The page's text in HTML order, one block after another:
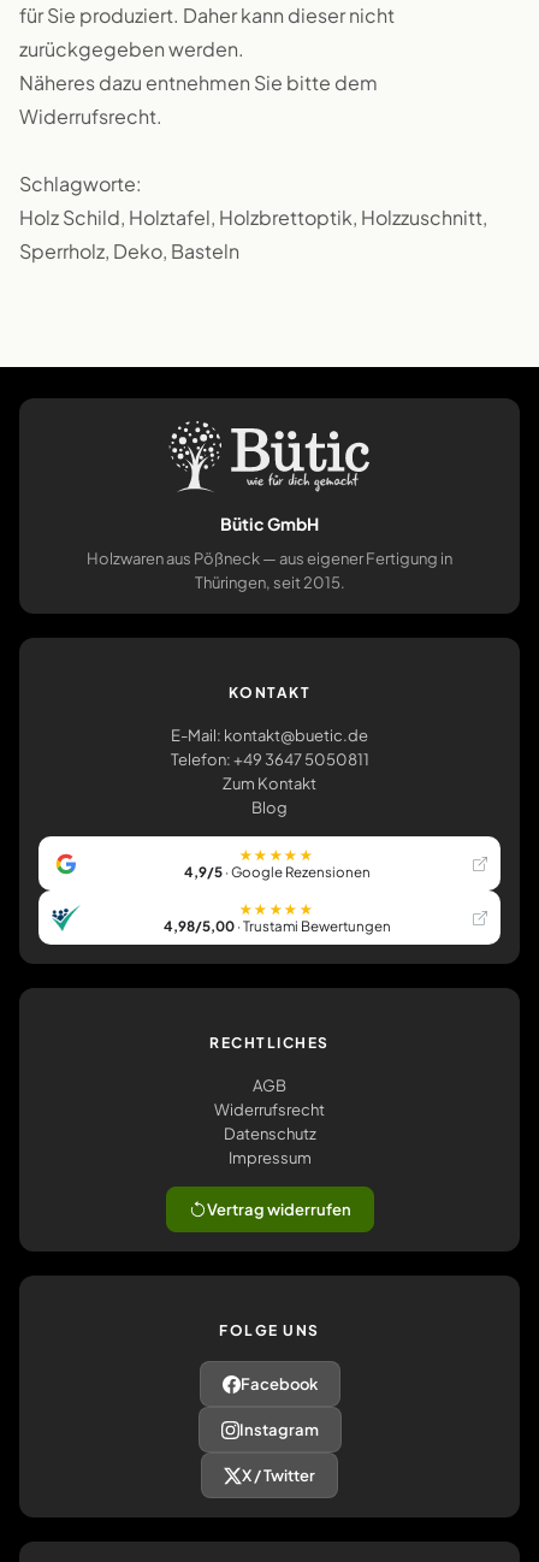
für Sie produziert. Daher kann dieser nicht
zurückgegeben werden.
Näheres dazu entnehmen Sie bitte dem
Widerrufsrecht.
Schlagworte:
Holz Schild, Holztafel, Holzbrettoptik, Holzzuschnitt,
Sperrholz, Deko, Basteln
Bütic GmbH
Holzwaren aus Pößneck — aus eigener Fertigung in
Thüringen, seit 2015.
KONTAKT
E-Mail: kontakt@buetic.de
Telefon: +49 3647 5050811
Zum Kontakt
Blog
★★★★★
4,9/5· Google Rezensionen
★★★★★
4,98/5,00· Trustami Bewertungen
RECHTLICHES
AGB
Widerrufsrecht
Datenschutz
Impressum
Vertrag widerrufen
FOLGE UNS
Facebook
Instagram
X / Twitter